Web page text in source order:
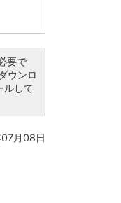
要で
ウンロ
ルして
月08日